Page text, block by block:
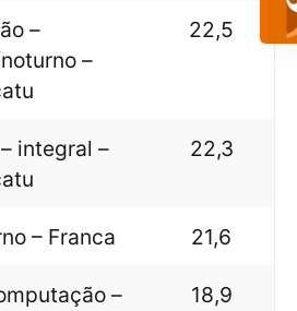
–
–
22,5
integral –
22,3
– Franca 21,6
–
18,9